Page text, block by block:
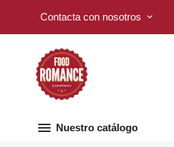
Contacta con nosotros keyboard_arrow_down
menu Nuestro catálogo